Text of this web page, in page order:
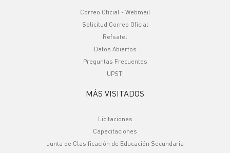
Correo Oficial - Webmail
Solicitud Correo Oficial
Refsatel
Datos Abiertos
Preguntas Frecuentes
UPSTI
MÁS VISITADOS
Licitaciones
Capacitaciones
Junta de Clasificación de Educación Secundaria